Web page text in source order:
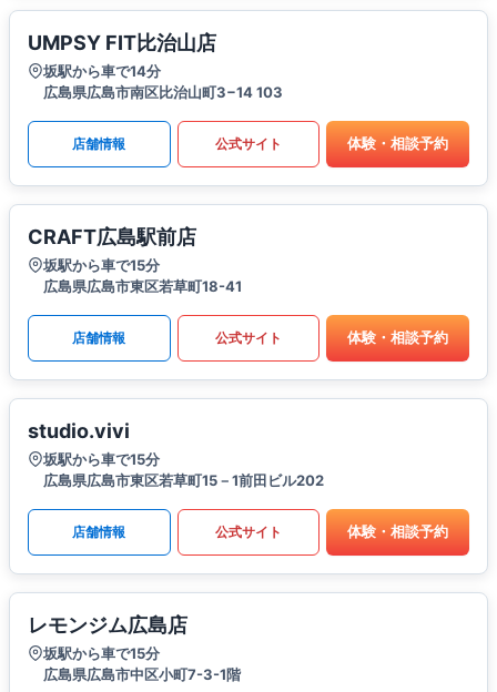
UMPSY FIT比治山店
坂駅から車で14分
広島県広島市南区比治山町3−14 103
店舗情報 公式サイト 体験・相談予約
CRAFT広島駅前店
坂駅から車で15分
広島県広島市東区若草町18-41
店舗情報 公式サイト 体験・相談予約
studio.vivi
坂駅から車で15分
広島県広島市東区若草町15－1前田ビル202
店舗情報 公式サイト 体験・相談予約
レモンジム広島店
坂駅から車で15分
広島県広島市中区小町7-3-1階